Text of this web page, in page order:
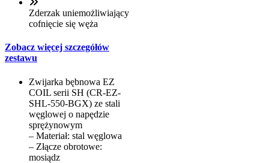
Zderzak uniemożliwiający
cofnięcie się węża
Zobacz więcej szczegółów
zestawu
Zwijarka bębnowa EZ
COIL serii SH (CR-EZ-
SHL-550-BGX) ze stali
węglowej o napędzie
sprężynowym
– Materiał: stal węglowa
– Złącze obrotowe:
mosiądz